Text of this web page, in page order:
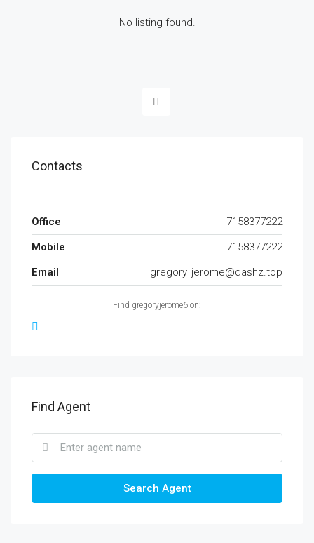
No listing found.
Contacts
Office
7158377222
Mobile
7158377222
Email
gregory_jerome@dashz.top
Find gregoryjerome6 on:
Find Agent
Search Agent